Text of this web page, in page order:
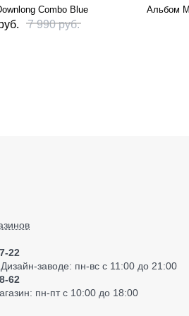
Combo Blue
7 990 руб.
Альбом
22
заводе: пн-вс с 11:00 до 21:00
62
пн-пт с 10:00 до 18:00